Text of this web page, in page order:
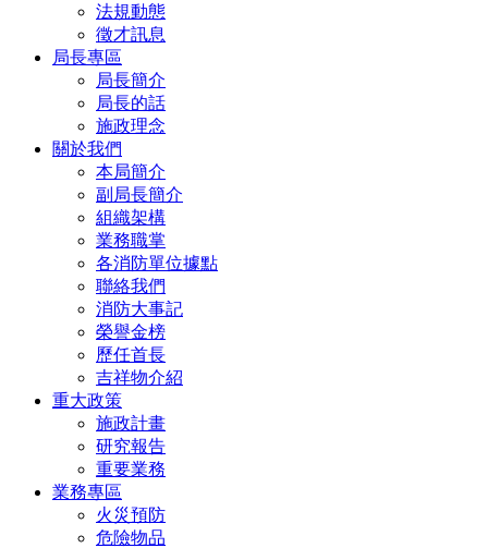
法規動態
徵才訊息
局長專區
局長簡介
局長的話
施政理念
關於我們
本局簡介
副局長簡介
組織架構
業務職掌
各消防單位據點
聯絡我們
消防大事記
榮譽金榜
歷任首長
吉祥物介紹
重大政策
施政計畫
研究報告
重要業務
業務專區
火災預防
危險物品